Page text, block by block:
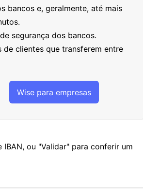
bancos e, geralmente, até mais
segurança dos bancos.
clientes que transferem entre
Wise para empresas
ou "Validar" para conferir um